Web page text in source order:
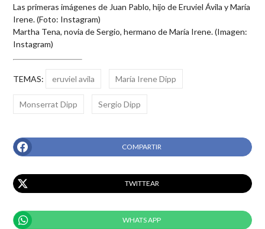
Las primeras imágenes de Juan Pablo, hijo de Eruviel Ávila y María
Irene. (Foto: Instagram)
Martha Tena, novia de Sergio, hermano de María Irene. (Imagen:
Instagram)
TEMAS: eruviel avila María Irene Dipp
Monserrat Dipp Sergio Dipp
COMPARTIR
TWITTEAR
WHATS APP